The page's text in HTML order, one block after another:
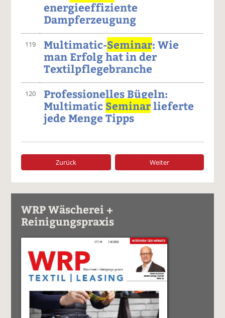
energieeffiziente
Dampferzeugung
119 Multimatic-Seminar: Wie
man Erfolg hat in der
Textilpflegebranche
120
Professionelles Bügeln:
Multimatic Seminarlieferte
jede Menge Tipps
Zurück Weiter
WRP Wäscherei +
Reinigungspraxis